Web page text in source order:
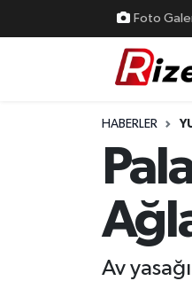
Foto
HABERLER
Av
Yurttan Haberler
Rize Nöbetçi
Rize Trafik
Süper Lig Puan
Tüm Manşetler